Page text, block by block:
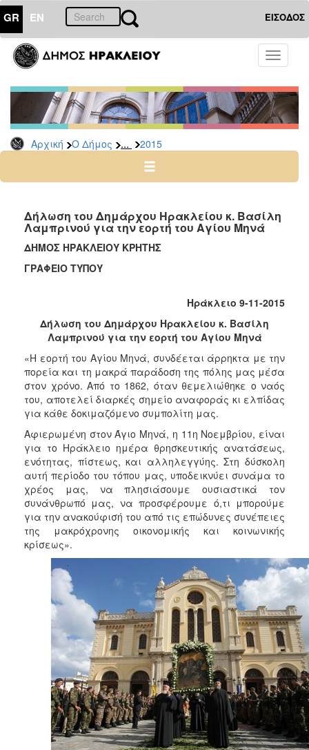
GR EN ΕΙΣΟΔΟΣ
Toggle
Αρχική Ο Δήμος ... 2015
ΔΗΜΟΣ
Δελτία
Τύπου
Αρχείο
2026
2024
2022
2021
2020
2017
2016
2015
2013
2012
2011
2010
2006
ΤΟΠΟΣ
ΠΟΛΙΤΙΣΜΟΣ
Δήλωση του Δημάρχου Ηρακλείου κ. Βασίλη
Λαμπρινού για την εορτή του Αγίου Μηνά
ΔΗΜΟΣ ΗΡΑΚΛΕΙΟΥ ΚΡΗΤΗΣ
ΓΡΑΦΕΙΟ ΤΥΠΟΥ
Ηράκλειο 9-11-2015
Δήλωση του Δημάρχου Ηρακλείου κ. Βασίλη
Λαμπρινού για την εορτή του Αγίου Μηνά
«Η εορτή του Αγίου Μηνά, συνδέεται άρρηκτα με την
πορεία και τη μακρά παράδοση της πόλης μας μέσα
στον χρόνο. Από το 1862, όταν θεμελιώθηκε ο ναός
του, αποτελεί διαρκές σημείο αναφοράς κι ελπίδας
για κάθε δοκιμαζόμενο συμπολίτη μας.
Αφιερωμένη στον Άγιο Μηνά, η 11η Νοεμβρίου, είναι
για το Ηράκλειο ημέρα θρησκευτικής ανατάσεως,
ενότητας, πίστεως, και αλληλεγγύης. Στη δύσκολη
αυτή περίοδο του τόπου μας, υποδεικνύει συνάμα το
χρέος μας, να πλησιάσουμε ουσιαστικά τον
συνάνθρωπό μας, να προσφέρουμε ό,τι μπορούμε
για την ανακούφισή του από τις επώδυνες συνέπειες
της μακρόχρονης οικονομικής και κοινωνικής
κρίσεως».